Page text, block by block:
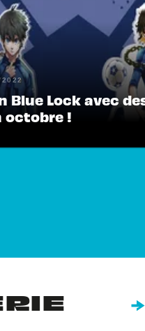
Blue Lock avec
octobre !